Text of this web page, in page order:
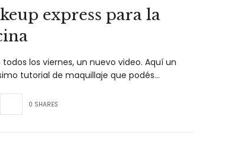
express para la
los viernes, un nuevo video. Aquí un
tutorial de maquillaje que podés…
0 SHARES